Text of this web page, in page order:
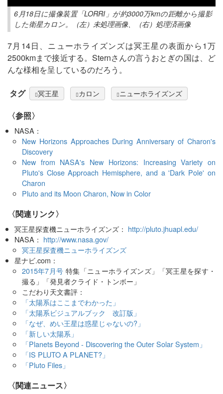
6月18日に撮像装置「LORRI」が約3000万kmの距離から撮影
した衛星カロン。（左）未処理画像、（右）処理済画像
7月14日、ニューホライズンズは冥王星の表面から1万
2500kmまで接近する。Sternさんの言うおとぎの国は、ど
んな様相を呈しているのだろう。
タグ 冥王星 カロン ニューホライズンズ
〈参照〉
NASA：
New Horizons Approaches During Anniversary of Charon's
Discovery
New from NASA's New Horizons: Increasing Variety on
Pluto's Close Approach Hemisphere, and a 'Dark Pole' on
Charon
Pluto and its Moon Charon, Now in Color
〈関連リンク〉
冥王星探査機ニューホライズンズ： http://pluto.jhuapl.edu/
NASA： http://www.nasa.gov/
冥王星探査機ニューホライズンズ
星ナビ.com：
2015年7月号 特集「ニューホライズンズ」「冥王星を探す・
撮る」「発見者クライド・トンボー」
こだわり天文書評：
「太陽系はここまでわかった」
「太陽系ビジュアルブック 改訂版」
「なぜ、めい王星は惑星じゃないの?」
「新しい太陽系」
「Planets Beyond - Discovering the Outer Solar System」
「IS PLUTO A PLANET?」
「Pluto Files」
〈関連ニュース〉